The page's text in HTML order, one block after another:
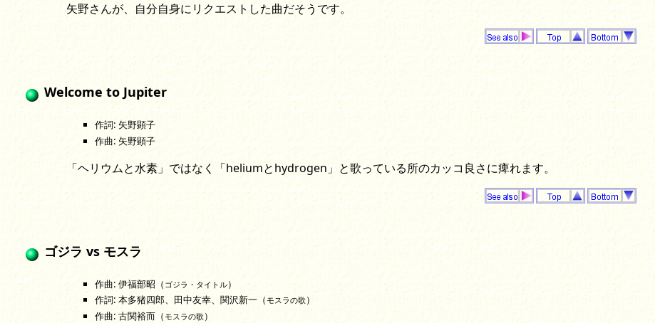
矢野さんが、自分自身にリクエストした曲だそうです。
Welcome to Jupiter
作詞: 矢野顕子
作曲: 矢野顕子
「ヘリウムと水素」ではなく「heliumとhydrogen」と歌っている所のカッコ良さに痺れます。
ゴジラ vs モスラ
作曲: 伊福部昭（ ゴジラ・タイトル）
作詞: 本多猪四郎、田中友幸、関沢新一（モスラの歌）
作曲: 古関裕而（モスラの歌 ）